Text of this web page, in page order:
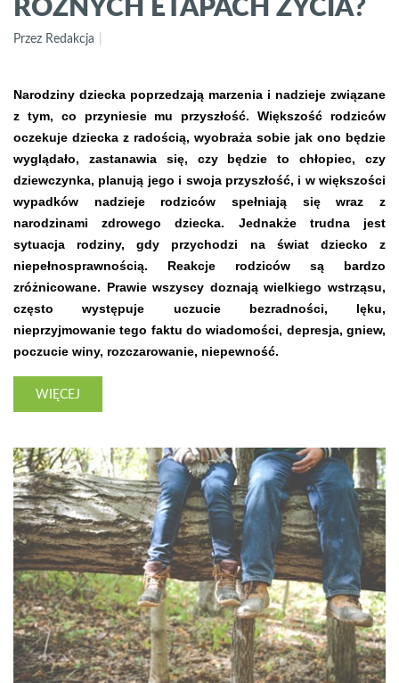
Przez Redakcja
Narodziny dziecka poprzedzają marzenia i nadzieje związane
z tym, co przyniesie mu przyszłość. Większość rodziców
oczekuje dziecka z radością, wyobraża sobie jak ono będzie
wyglądało, zastanawia się, czy będzie to chłopiec, czy
dziewczynka, planują jego i swoja przyszłość, i w większości
wypadków nadzieje rodziców spełniają się wraz z
narodzinami zdrowego dziecka. Jednakże trudna jest
sytuacja rodziny, gdy przychodzi na świat dziecko z
niepełnosprawnością. Reakcje rodziców są bardzo
zróżnicowane. Prawie wszyscy doznają wielkiego wstrząsu,
często występuje uczucie bezradności, lęku,
nieprzyjmowanie tego faktu do wiadomości, depresja, gniew,
poczucie winy, rozczarowanie, niepewność.
WIĘCEJ